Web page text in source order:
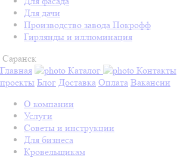
Для дачи
Производство завода Покрофф
Гирлянды и иллюминация
Саранск
Главная
Каталог Контакты
проекты Блог Доставка Оплата Вакансии
О компании
Услуги
Советы и инструкции
Для бизнеса
Кровельщикам